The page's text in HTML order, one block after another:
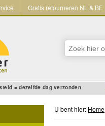
Gratis retourneren NL & BE
= dezelfde dag verzonden
U bent hier: Home